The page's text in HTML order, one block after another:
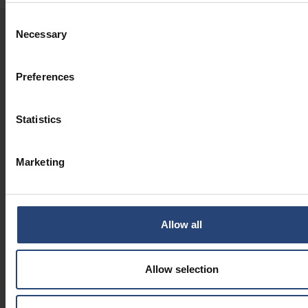
Selection
Necessary
Preferences
Statistics
Marketing
Allow all
Allow selection
2026.07.14
ĮMONIŲ NAUJIENOS
medžiagos
Kaip gamintojai gali pritaikyti